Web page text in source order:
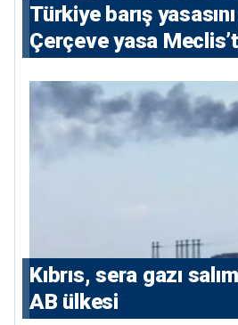
Türkiye barış
Çerçeve yasa
Kıbrıs, sera gazı
AB ülkesi